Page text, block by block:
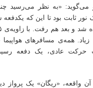
می‌گوید: «به نظر می‌رسید
نور ثابت بود تا این که
همه‌ی مسافرهای هواپیما
حرکت عادی، یک دفعه
واقعه، «ریگان» یک پرواز